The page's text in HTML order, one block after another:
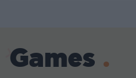
Games